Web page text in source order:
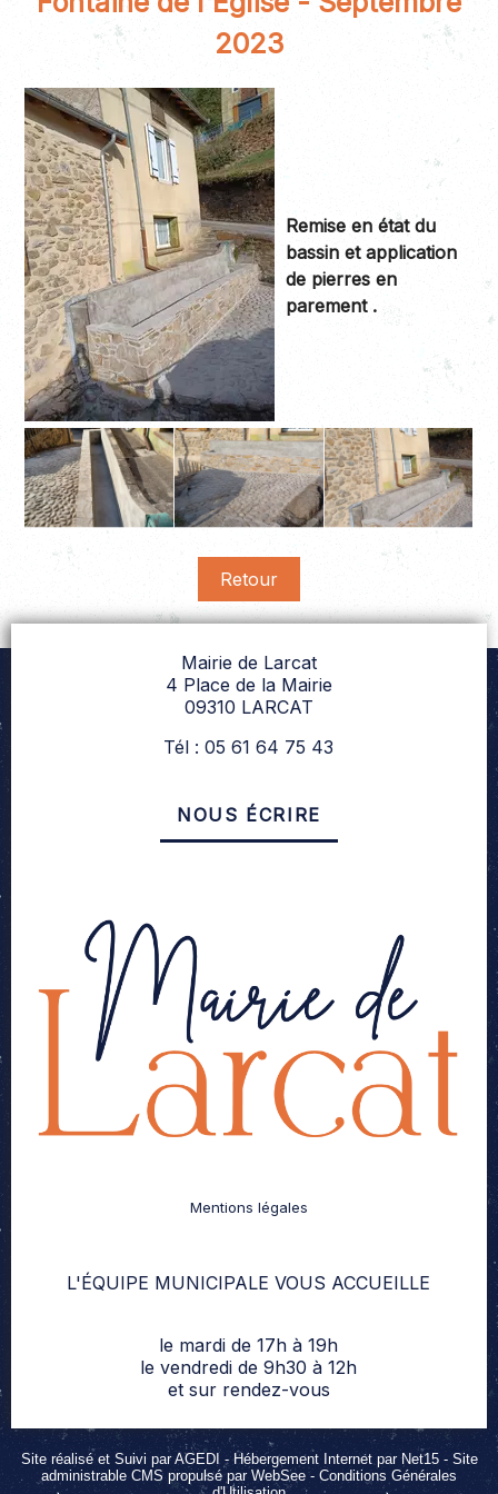
2023
Remise en état du
bassin et application
de pierres en
parement .
Retour
Mairie de Larcat
4 Place de la Mairie
09310 LARCAT
Tél : 05 61 64 75 43
NOUS ÉCRIRE
Mentions légales
L'ÉQUIPE MUNICIPALE VOUS ACCUEILLE
le mardi de 17h à 19h
le vendredi de 9h30 à 12h
et sur rendez-vous
Site réalisé et Suivi par AGEDI- Hébergement Internet par Net15 - Site
administrable CMS propulsé par WebSee- Conditions Générales